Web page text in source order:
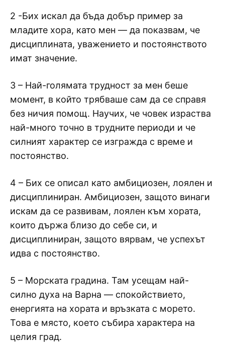
2 -Бих искал да бъда добър пример за
младите хора, като мен — да показвам, че
дисциплината, уважението и постоянството
имат значение.
3 – Най-голямата трудност за мен беше
момент, в който трябваше сам да се справя
без ничия помощ. Научих, че човек израства
най-много точно в трудните периоди и че
силният характер се изгражда с време и
постоянство.
4 – Бих се описал като амбициозен, лоялен и
дисциплиниран. Амбициозен, защото винаги
искам да се развивам, лоялен към хората,
които държа близо до себе си, и
дисциплиниран, защото вярвам, че успехът
идва с постоянство.
5 – Морската градина. Там усещам най-
силно духа на Варна — спокойствието,
енергията на хората и връзката с морето.
Това е място, което събира характера на
целия град.